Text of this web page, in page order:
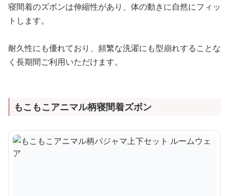
寝間着のズボンは伸縮性があり、体の動きに自然にフィッ
トします。
耐久性にも優れており、頻繁な洗濯にも型崩れすることな
く長期間ご利用いただけます。
もこもこアニマル柄寝間着ズボン